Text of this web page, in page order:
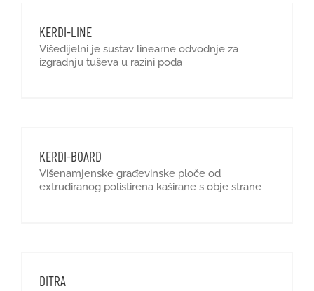
KERDI-LINE
Višedijelni je sustav linearne odvodnje za
izgradnju tuševa u razini poda
KERDI-BOARD
Višenamjenske građevinske ploče od
extrudiranog polistirena kaširane s obje strane
DITRA